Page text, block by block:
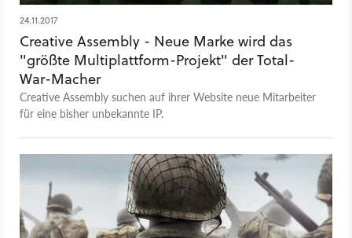
24.11.2017
Creative Assembly - Neue Marke wird das
"größte Multiplattform-Projekt" der Total-
War-Macher
Creative Assembly suchen auf ihrer Website neue Mitarbeiter
für eine bisher unbekannte IP.